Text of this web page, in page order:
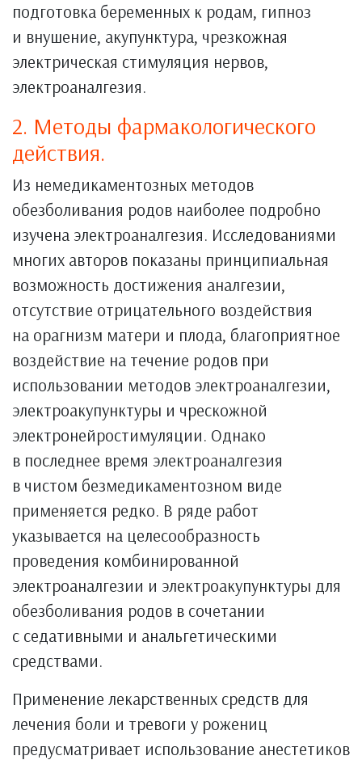
подготовка беременных к родам, гипноз
и внушение, акупунктура, чрезкожная
электрическая стимуляция нервов,
электроаналгезия.
2. Методы фармакологического
действия.
Из немедикаментозных методов
обезболивания родов наиболее подробно
изучена электроаналгезия. Исследованиями
многих авторов показаны принципиальная
возможность достижения аналгезии,
отсутствие отрицательного воздействия
на орагнизм матери и плода, благоприятное
воздействие на течение родов при
использовании методов электроаналгезии,
электроакупунктуры и чрескожной
электронейростимуляции. Однако
в последнее время электроаналгезия
в чистом безмедикаментозном виде
применяется редко. В ряде работ
указывается на целесообразность
проведения комбинированной
электроаналгезии и электроакупунктуры для
обезболивания родов в сочетании
с седативными и анальгетическими
средствами.
Применение лекарственных средств для
лечения боли и тревоги у рожениц
предусматривает использование анестетиков